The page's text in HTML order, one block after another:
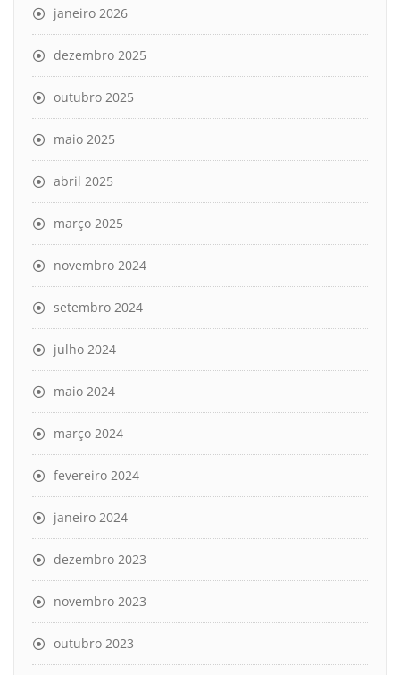
janeiro 2026
dezembro 2025
outubro 2025
maio 2025
abril 2025
março 2025
novembro 2024
setembro 2024
julho 2024
maio 2024
março 2024
fevereiro 2024
janeiro 2024
dezembro 2023
novembro 2023
outubro 2023